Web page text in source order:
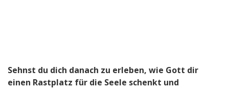
Sehnst du dich danach zu erleben, wie Gott dir
einen Rastplatz für die Seele schenkt und